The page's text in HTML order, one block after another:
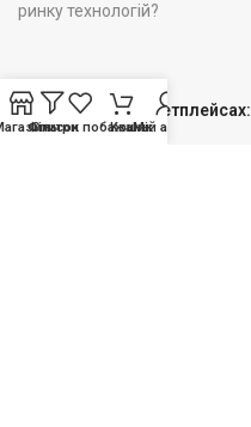
ринку технологій?
Ми на інших Маркетплейсах:
Фільтри
Список побажань
КошикМій акаунт